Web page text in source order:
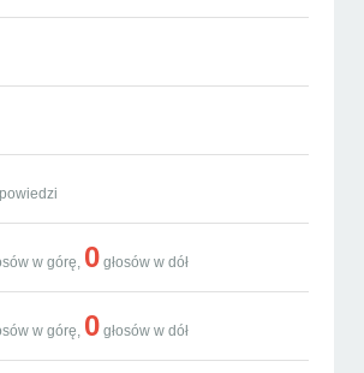
w górę, 0 głosów w dół
w górę, 0 głosów w dół